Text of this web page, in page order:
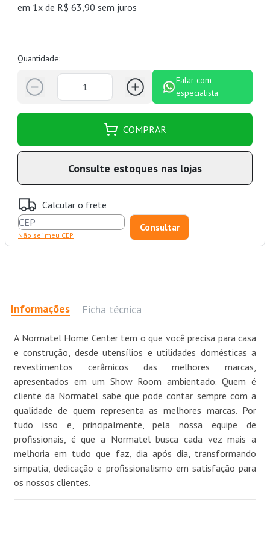
em 1x de R$ 63,90 sem juros
Quantidade:
Falar com
especialista
COMPRAR
Consulte estoques nas lojas
Calcular o frete
Não sei meu CEP
Informações Ficha técnica
A Normatel Home Center tem o que você precisa para casa
e construção, desde utensílios e utilidades domésticas a
revestimentos cerâmicos das melhores marcas,
apresentados em um Show Room ambientado. Quem é
cliente da Normatel sabe que pode contar sempre com a
qualidade de quem representa as melhores marcas. Por
tudo isso e, principalmente, pela nossa equipe de
profissionais, é que a Normatel busca cada vez mais a
melhoria em tudo que faz, dia após dia, transformando
simpatia, dedicação e profissionalismo em satisfação para
os nossos clientes.